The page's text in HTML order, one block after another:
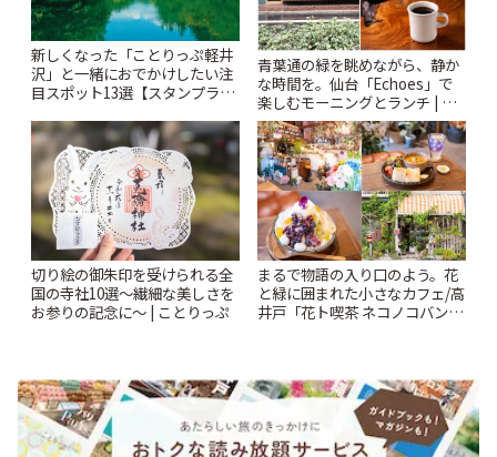
新しくなった「ことりっぷ軽井
沢」と一緒におでかけしたい注
目スポット13選【スタンプラリ
青葉通の緑を眺めながら、静か
な時間を。仙台「Echoes」で
楽しむモーニングとランチ | こ
とりっぷ
切り絵の御朱印を受けられる全
国の寺社10選〜繊細な美しさを
お参りの記念に〜 | ことりっぷ
まるで物語の入り口のよう。花
と緑に囲まれた小さなカフェ/高
井戸「花ト喫茶 ネコノコバン」